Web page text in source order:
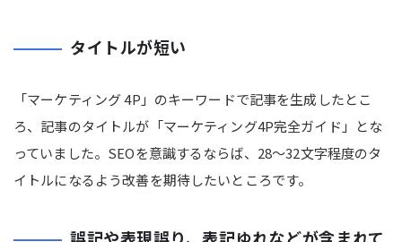
タイトルが短い
「マーケティング 4P」のキーワードで記事を生成したとこ
ろ、記事のタイトルが「マーケティング4P完全ガイド」とな
っていました。SEOを意識するならば、28～32文字程度のタ
イトルになるよう改善を期待したいところです。